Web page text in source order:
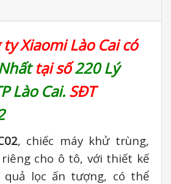
Xiaomi Lào Cai có
tại số220 Lý
Lào Cai. SĐT
, chiếc máy khử trùng,
cho ô tô, với thiết kế
quả lọc ấn tượng, có thể